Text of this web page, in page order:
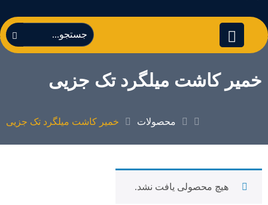
خمیر کاشت میلگرد تک جزیی
محصولات خمیر کاشت میلگرد تک جزیی
هیچ محصولی یافت نشد.